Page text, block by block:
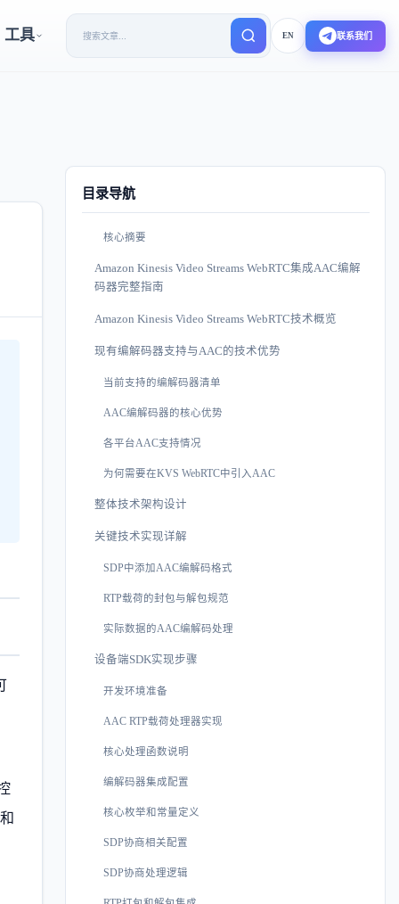
工具 EN 联系我们
目录导航
核心摘要
Amazon Kinesis Video Streams WebRTC集成AAC编解
码器完整指南
Amazon Kinesis Video Streams WebRTC技术概览
现有编解码器支持与AAC的技术优势
当前支持的编解码器清单
AAC编解码器的核心优势
各平台AAC支持情况
为何需要在KVS WebRTC中引入AAC
整体技术架构设计
关键技术实现详解
SDP中添加AAC编解码格式
RTP载荷的封包与解包规范
实际数据的AAC编解码处理
设备端SDK实现步骤
开发环境准备
AAC RTP载荷处理器实现
核心处理函数说明
编解码器集成配置
核心枚举和常量定义
SDP协商相关配置
SDP协商处理逻辑